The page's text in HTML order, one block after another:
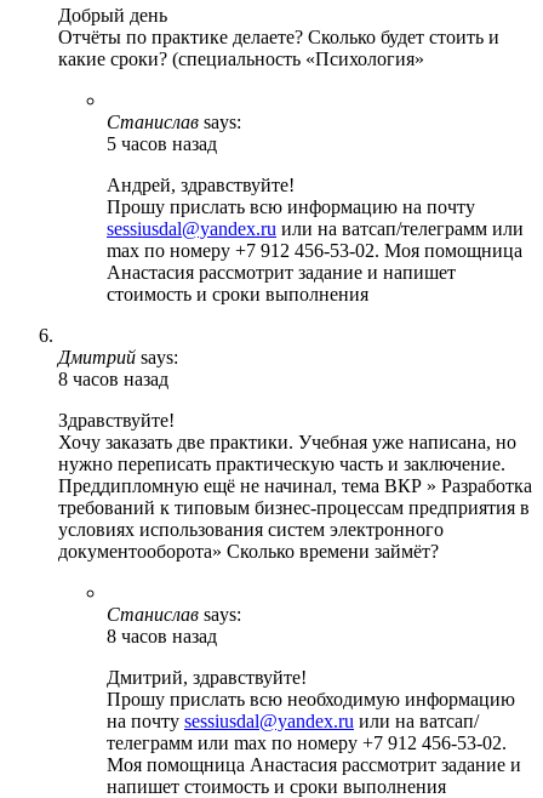
Добрый день
Отчёты по практике делаете? Сколько будет стоить и
какие сроки? (специальность «Психология»
Станислав says:
5 часов назад
Андрей, здравствуйте!
Прошу прислать всю информацию на почту
sessiusdal@yandex.ru или на ватсап/телеграмм или
max по номеру +7 912 456-53-02. Моя помощница
Анастасия рассмотрит задание и напишет
стоимость и сроки выполнения
Дмитрий says:
8 часов назад
Здравствуйте!
Хочу заказать две практики. Учебная уже написана, но
нужно переписать практическую часть и заключение.
Преддипломную ещё не начинал, тема ВКР » Разработка
требований к типовым бизнес-процессам предприятия в
условиях использования систем электронного
документооборота» Сколько времени займёт?
Станислав says:
8 часов назад
Дмитрий, здравствуйте!
Прошу прислать всю необходимую информацию
на почту sessiusdal@yandex.ru или на ватсап/
телеграмм или max по номеру +7 912 456-53-02.
Моя помощница Анастасия рассмотрит задание и
напишет стоимость и сроки выполнения